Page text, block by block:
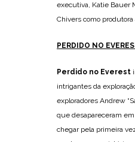
executiva, Katie Bauer
Chivers como produtora
P ERDIDO NO
Perdido no Everest
intrigantes da
exploradores Andrew
que desapareceram
chegar pela primeira